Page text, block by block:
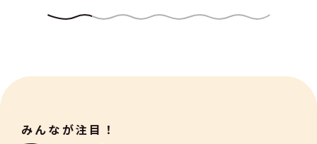
みんなが注目！